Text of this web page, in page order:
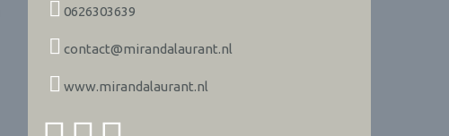
0626303639
contact@mirandalaurant.nl
www.mirandalaurant.nl